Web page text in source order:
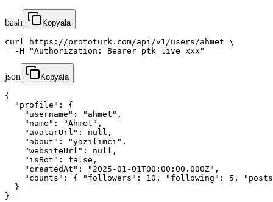
bash Kopyala
curl https://prototurk.com/api/v1/users/ahmet \
  -H "Authorization: Bearer ptk_live_xxx"
json Kopyala
{
  "profile": {
    "username": "ahmet",
    "name": "Ahmet",
    "avatarUrl": null,
    "about": "yazılımcı",
    "websiteUrl": null,
    "isBot": false,
    "createdAt": "2025-01-01T00:00:00.000Z",
"counts": { "followers": 10, "following": 5,
  }
}